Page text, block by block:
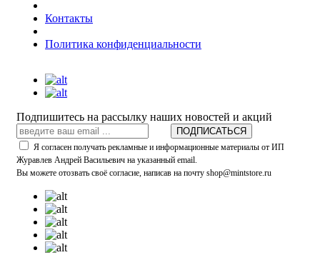
Контакты
Политика конфиденциальности
Подпишитесь на рассылку наших новостей и акций
ПОДПИСАТЬСЯ
Я согласен получать рекламные и информационные материалы от ИП
Журавлев Андрей Васильевич на указанный email.
Вы можете отозвать своё согласие, написав на почту shop@mintstore.ru